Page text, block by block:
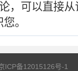
，可以直接
。
ICP备12015126号-1